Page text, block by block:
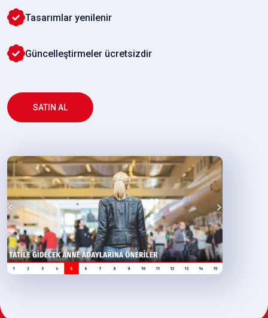
Tasarımlar yenilenir
Güncelleştirmeler ücretsizdir
SATIN AL